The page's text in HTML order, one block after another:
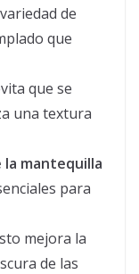
de
que
que se
una textura
la mantequilla
para
mejora la
de las